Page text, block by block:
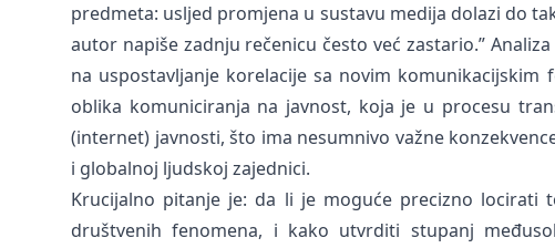
predmeta: usljed promjena u sustavu medija dolazi do
autor napiše zadnju rečenicu često već zastario.”
na uspostavljanje korelacije sa novim
oblika komuniciranja na javnost, koja je u procesu
(internet) javnosti, što ima nesumnivo važne
i globalnoj ljudskoj zajednici.
Krucijalno pitanje je: da li je moguće precizno locirati
društvenih fenomena, i kako utvrditi stupanj